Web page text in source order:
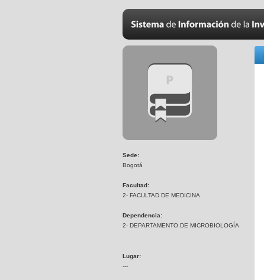
Sede:
Bogotá
Facultad:
2- FACULTAD DE MEDICINA
Dependencia:
2- DEPARTAMENTO DE MICROBIOLOGÍA
Lugar:
---